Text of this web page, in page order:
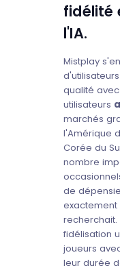
fidélité
l'IA.
Mistplay
qualité avec
utilisateurs
marchés
l'Amérique
Corée du
nombre
de
exactement
fidélisation
joueurs
leur durée